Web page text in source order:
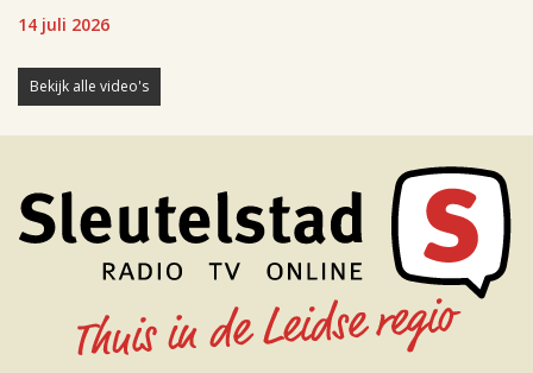
14 juli 2026
Bekijk alle video's